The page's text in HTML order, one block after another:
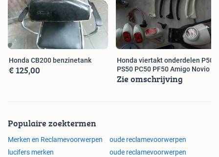
Honda CB200 benzinetank
€ 125,00
Honda viertakt onderdelen P50
PS50 PC50 PF50 Amigo Novio
Zie omschrijving
Populaire zoektermen
Merken en Reclamevoorwerpen
oude reclamevoorwerpen
lucifers merken
oude reclamevoorwerpen